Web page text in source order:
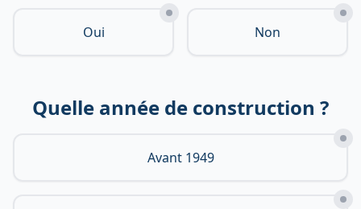
Oui Non
Quelle année de construction ?
Avant 1949